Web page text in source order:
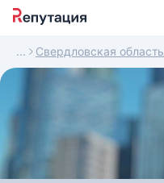
Свердловская область